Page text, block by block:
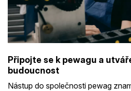
Připojte se k pewagu a
budoucnost
Nástup do společnosti pewag